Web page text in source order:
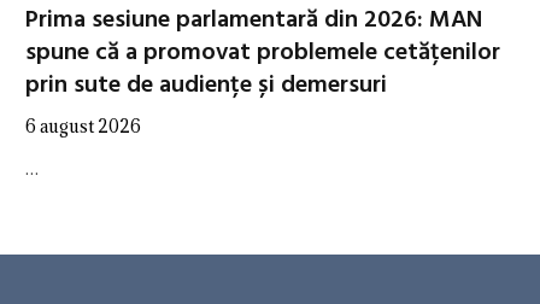
Prima sesiune parlamentară din 2026: MAN
spune că a promovat problemele cetățenilor
prin sute de audiențe și demersuri
6 august 2026
…